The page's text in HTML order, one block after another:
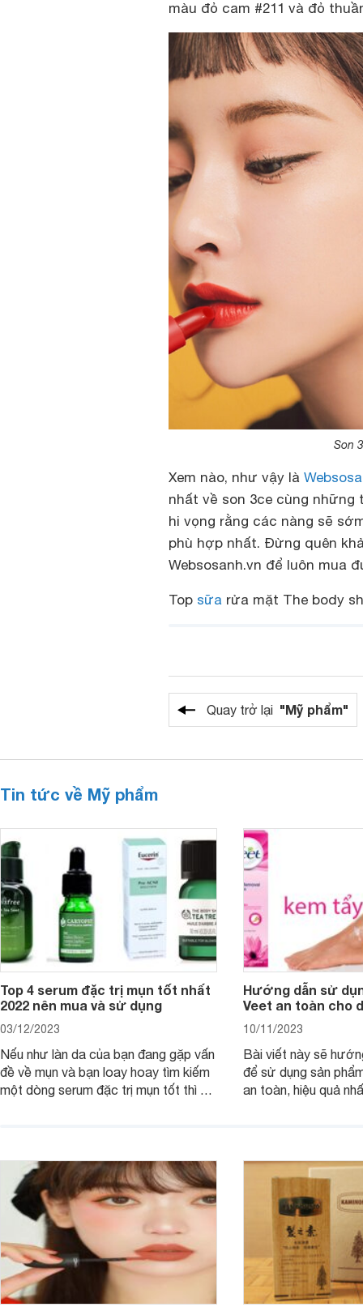
màu đỏ cam #211 và đỏ
Son
Xem nào, như vậy là
nhất về son 3ce cùng những
hi vọng rằng các nàng sẽ
phù hợp nhất. Đừng quên
Websosanh.vn để luôn mua
Top sữa rửa mặt The body
Quay trở lại "Mỹ phẩm"
Tin tức về Mỹ phẩm
Top 4 serum đặc trị mụn tốt nhất
2022 nên mua và sử dụng
03/12/2023
Nếu như làn da của bạn đang gặp vấn
đề về mụn và bạn loay hoay tìm kiếm
một dòng serum đặc trị mụn tốt thì bài
Hướng dẫn sử
Veet an toàn cho
10/11/2023
Bài viết này sẽ
để sử dụng sản
an toàn, hiệu quả